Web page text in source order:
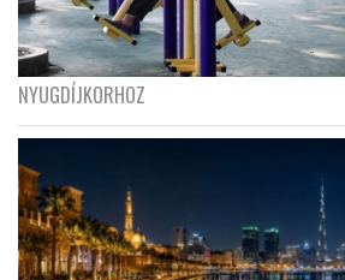
NYUGDÍJKORHOZ